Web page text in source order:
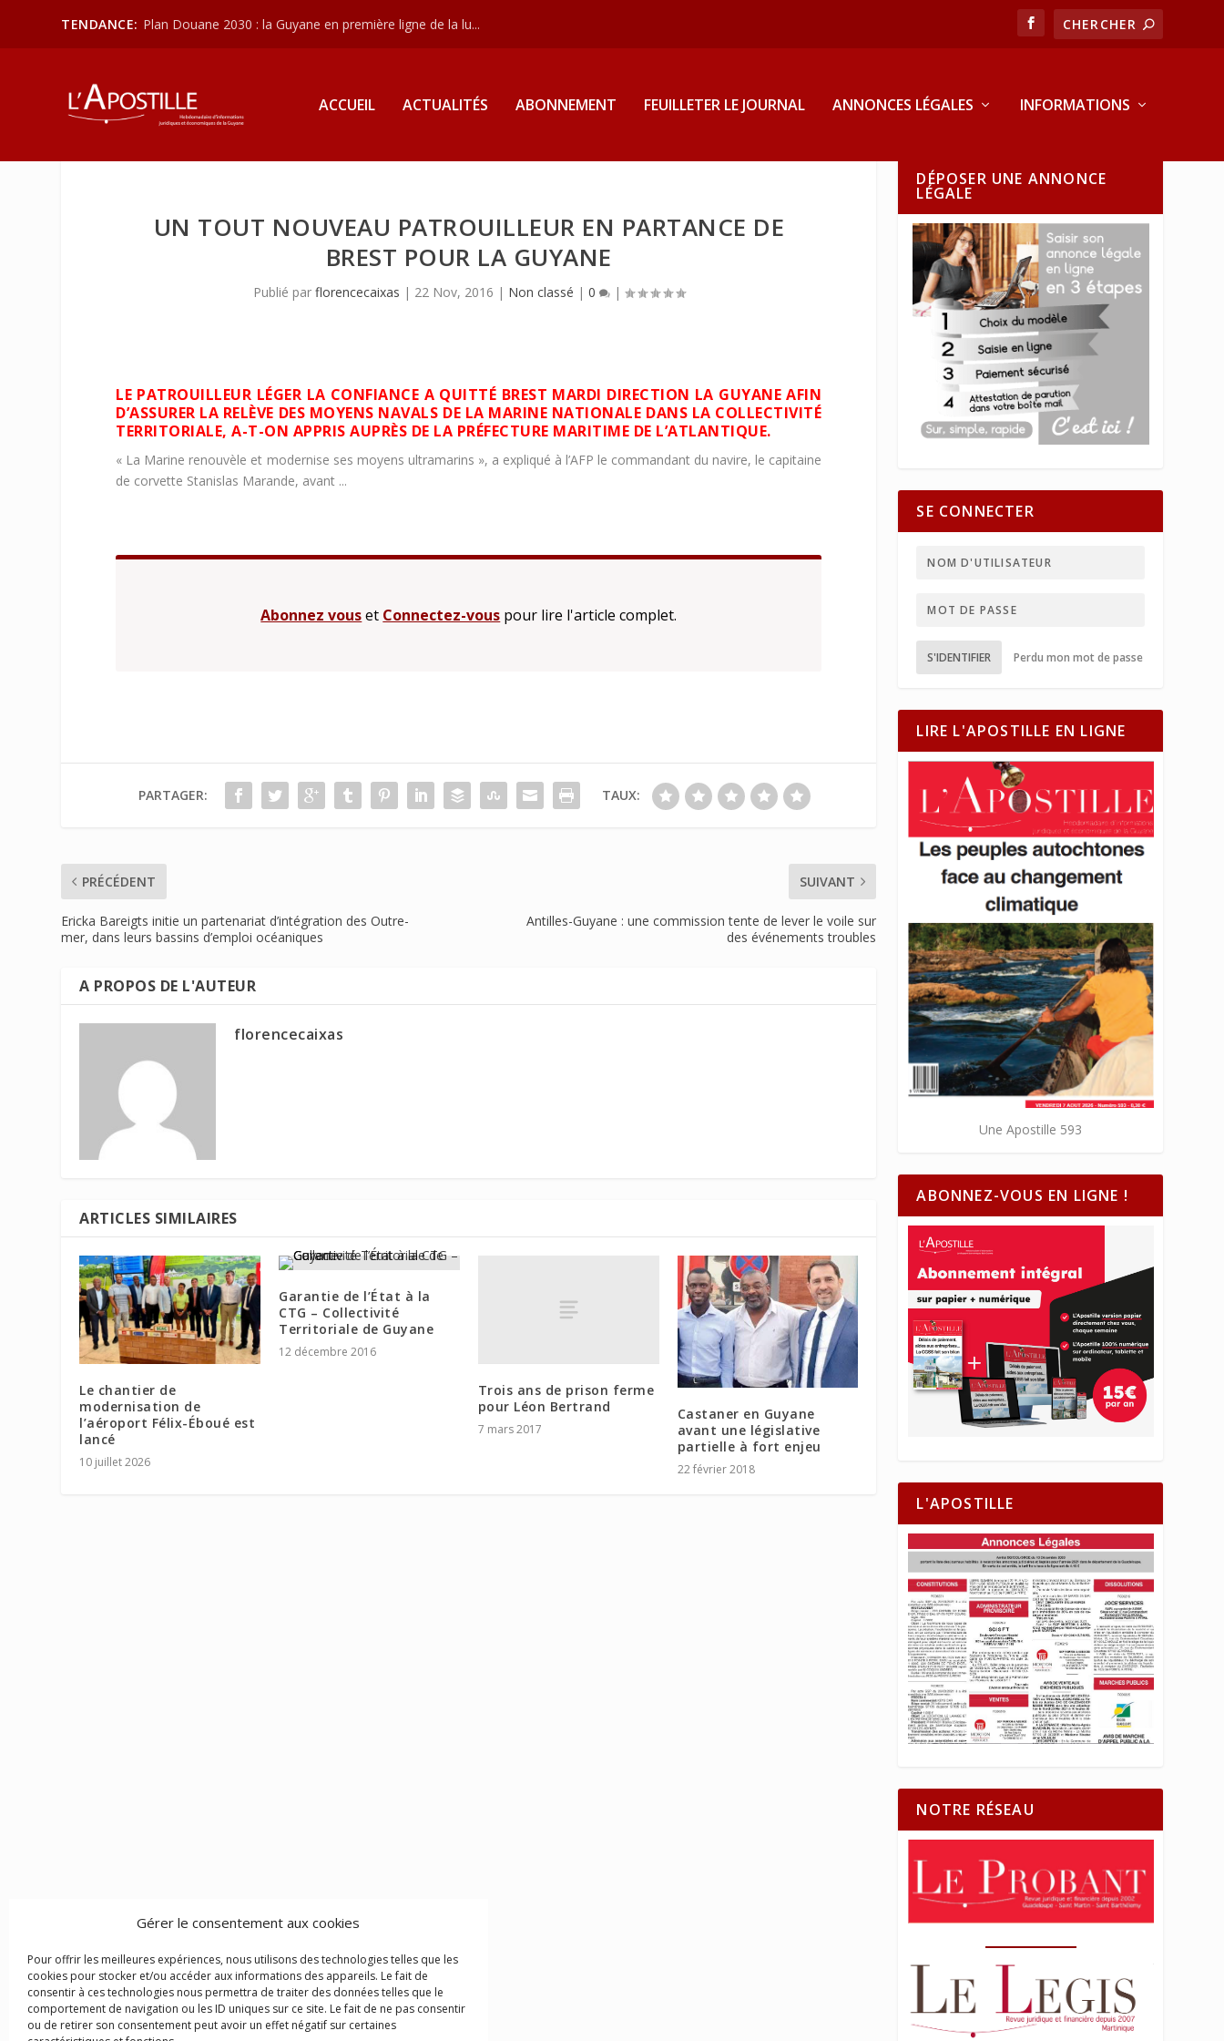
Gérer le consentement aux cookies
Pour offrir les meilleures expériences, nous utilisons des technologies telles que les
cookies pour stocker et/ou accéder aux informations des appareils. Le fait de
consentir à ces technologies nous permettra de traiter des données telles que le
comportement de navigation ou les ID uniques sur ce site. Le fait de ne pas consentir
ou de retirer son consentement peut avoir un effet négatif sur certaines
TENDANCE: Plan Douane 2030 : la Guyane en première ligne de la lu...
ACCUEIL ACTUALITÉS ABONNEMENT FEUILLETER LE JOURNAL ANNONCES LÉGALES INFORMATIONS
UN TOUT NOUVEAU PATROUILLEUR EN PARTANCE DE
BREST POUR LA GUYANE
Publié par florencecaixas | 22 Nov, 2016 | Non classé | 0 |
LE PATROUILLEUR LÉGER LA CONFIANCE A QUITTÉ BREST MARDI DIRECTION LA GUYANE AFIN
D’ASSURER LA RELÈVE DES MOYENS NAVALS DE LA MARINE NATIONALE DANS LA COLLECTIVITÉ
TERRITORIALE, A-T-ON APPRIS AUPRÈS DE LA PRÉFECTURE MARITIME DE L’ATLANTIQUE.
« La Marine renouvèle et modernise ses moyens ultramarins », a expliqué à l’AFP le commandant du navire, le capitaine
de corvette Stanislas Marande, avant ...
Abonnez vouset Connectez-vous pour lire l'article complet.
PARTAGER: TAUX:
PRÉCÉDENT
Ericka Bareigts initie un partenariat d’intégration des Outre-
mer, dans leurs bassins d’emploi océaniques
SUIVANT
Antilles-Guyane : une commission tente de lever le voile sur
des événements troubles
A PROPOS DE L'AUTEUR
florencecaixas
ARTICLES SIMILAIRES
Le chantier de
modernisation de
l’aéroport Félix-Éboué est
lancé
10 juillet 2026
Garantie de l’État à la
CTG – Collectivité
Territoriale de Guyane
12 décembre 2016
Trois ans de prison ferme
pour Léon Bertrand
7 mars 2017
Castaner en Guyane
avant une législative
partielle à fort enjeu
22 février 2018
DÉPOSER UNE ANNONCE
LÉGALE
SE CONNECTER
S'IDENTIFIER Perdu mon mot de passe
LIRE L'APOSTILLE EN LIGNE
Une Apostille 593
ABONNEZ-VOUS EN LIGNE !
L'APOSTILLE
NOTRE RÉSEAU